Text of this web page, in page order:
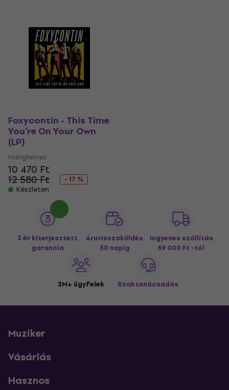
Foxycontin - This Time
You’re On Your Own
(LP)
Hanglemez
10 470 Ft
12 580 Ft
- 17 %
Készleten
3 év kiterjesztett
garancia
Áruvisszaküldés
30 napig
Ingyenes szállítás
59 000 Ft -tól
3M+ ügyfelek Szaktanácsadás
Muziker
Vásárlás
Hasznos